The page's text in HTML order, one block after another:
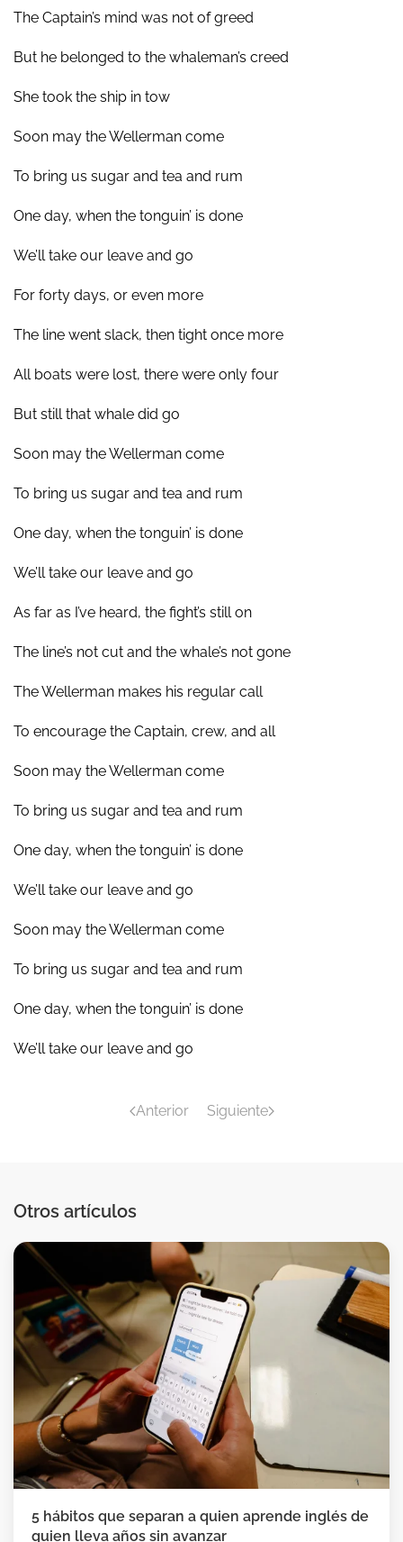
The Captain’s mind was not of greed
But he belonged to the whaleman’s creed
She took the ship in tow
Soon may the Wellerman come
To bring us sugar and tea and rum
One day, when the tonguin’ is done
We’ll take our leave and go
For forty days, or even more
The line went slack, then tight once more
All boats were lost, there were only four
But still that whale did go
Soon may the Wellerman come
To bring us sugar and tea and rum
One day, when the tonguin’ is done
We’ll take our leave and go
As far as I’ve heard, the fight’s still on
The line’s not cut and the whale’s not gone
The Wellerman makes his regular call
To encourage the Captain, crew, and all
Soon may the Wellerman come
To bring us sugar and tea and rum
One day, when the tonguin’ is done
We’ll take our leave and go
Soon may the Wellerman come
To bring us sugar and tea and rum
One day, when the tonguin’ is done
We’ll take our leave and go
Anterior Siguiente
Otros artículos
5 hábitos que separan a quien aprende inglés de
quien lleva años sin avanzar